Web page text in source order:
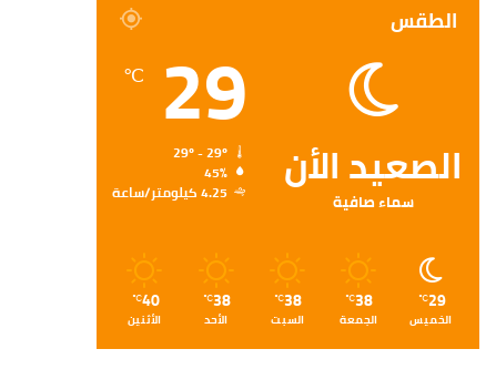
الطقس
الصعيد الأن
سماء صافية
29
℃
45%
4.25 كيلومتر/ساعة
29
℃
الخميس
38
℃
الجمعة
38
℃
السبت
38
℃
الأحد
40
℃
الأثنين